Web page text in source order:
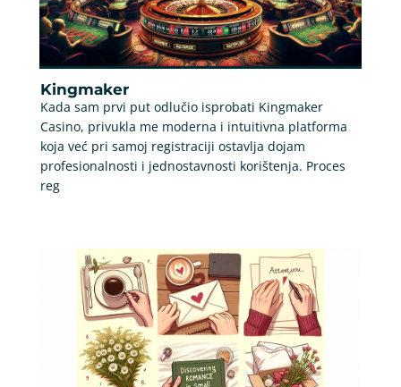
Kingmaker
Kada sam prvi put odlučio isprobati Kingmaker
Casino, privukla me moderna i intuitivna platforma
koja već pri samoj registraciji ostavlja dojam
profesionalnosti i jednostavnosti korištenja. Proces
reg